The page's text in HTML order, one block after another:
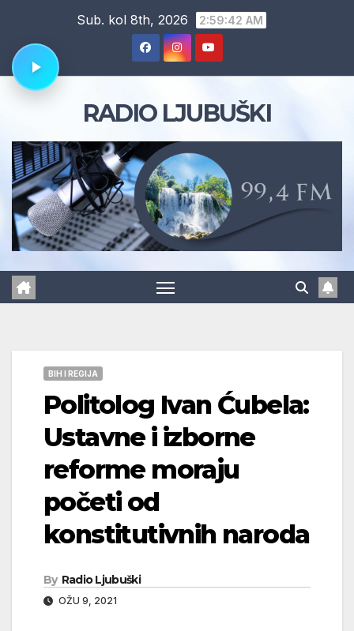
content
Sub. kol 8th, 2026 2:59:43 AM
RADIO LJUBUŠKI
BIH I REGIJA
Politolog Ivan Ćubela:
Ustavne i izborne
reforme moraju
početi od
konstitutivnih naroda
By Radio Ljubuški
OŽU 9, 2021